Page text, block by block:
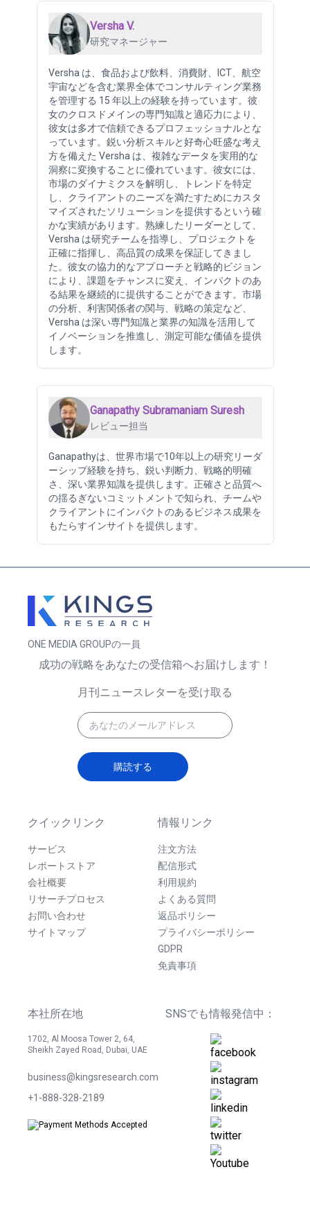
Versha V.
研究マネージャー
Versha は、食品および飲料、消費財、ICT、航空
宇宙などを含む業界全体でコンサルティング業務
を管理する 15 年以上の経験を持っています。彼
女のクロスドメインの専門知識と適応力により、
彼女は多才で信頼できるプロフェッショナルとな
っています。鋭い分析スキルと好奇心旺盛な考え
方を備えた Versha は、複雑なデータを実用的な
洞察に変換することに優れています。彼女には、
市場のダイナミクスを解明し、トレンドを特定
し、クライアントのニーズを満たすためにカスタ
マイズされたソリューションを提供するという確
かな実績があります。熟練したリーダーとして、
Versha は研究チームを指導し、プロジェクトを
正確に指揮し、高品質の成果を保証してきまし
た。彼女の協力的なアプローチと戦略的ビジョン
により、課題をチャンスに変え、インパクトのあ
る結果を継続的に提供することができます。市場
の分析、利害関係者の関与、戦略の策定など、
Versha は深い専門知識と業界の知識を活用して
イノベーションを推進し、測定可能な価値を提供
します。
Ganapathy Subramaniam Suresh
レビュー担当
Ganapathyは、世界市場で10年以上の研究リーダ
ーシップ経験を持ち、鋭い判断力、戦略的明確
さ、深い業界知識を提供します。正確さと品質へ
の揺るぎないコミットメントで知られ、チームや
クライアントにインパクトのあるビジネス成果を
もたらすインサイトを提供します。
ONE MEDIA GROUPの一員
クイックリンク
サービス
レポートストア
会社概要
リサーチプロセス
お問い合わせ
サイトマップ
情報リンク
注文方法
配信形式
利用規約
よくある質問
返品ポリシー
プライバシーポリシー
GDPR
免責事項
本社所在地
1702, Al Moosa Tower 2, 64,
Sheikh Zayed Road, Dubai, UAE
business@kingsresearch.com
+1-888-328-2189
SNSでも情報発信中：
成功の戦略をあなたの受信箱へお届けします！
月刊ニュースレターを受け取る
購読する